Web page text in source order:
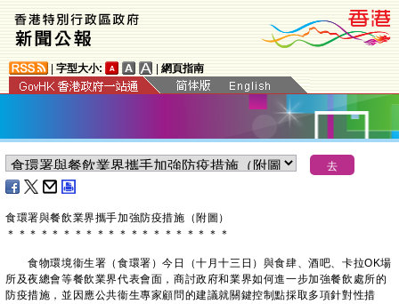
字型大小: 網頁指南
食環署與餐飲業界攜手加強防疫措施（附圖）
＊ ＊ ＊ ＊ ＊ ＊ ＊ ＊ ＊ ＊ ＊ ＊ ＊ ＊ ＊ ＊ ＊ ＊ ＊ ＊
食物環境衞生署（食環署）今日（十月十三日）與食肆、酒吧、卡拉OK場
所及夜總會等餐飲業界代表會面，商討政府和業界如何進一步加強餐飲處所的
防疫措施，並因應公共衞生專家顧問的建議就關鍵控制點採取多項針對性措